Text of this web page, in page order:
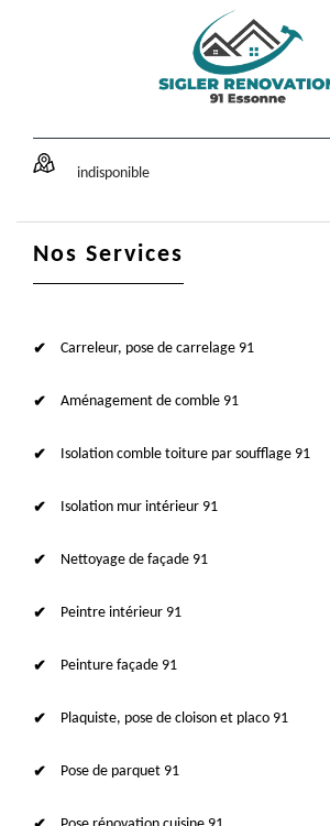
indisponible
Nos Services
Carreleur, pose de carrelage 91
Aménagement de comble 91
Isolation comble toiture par soufflage 91
Isolation mur intérieur 91
Nettoyage de façade 91
Peintre intérieur 91
Peinture façade 91
Plaquiste, pose de cloison et placo 91
Pose de parquet 91